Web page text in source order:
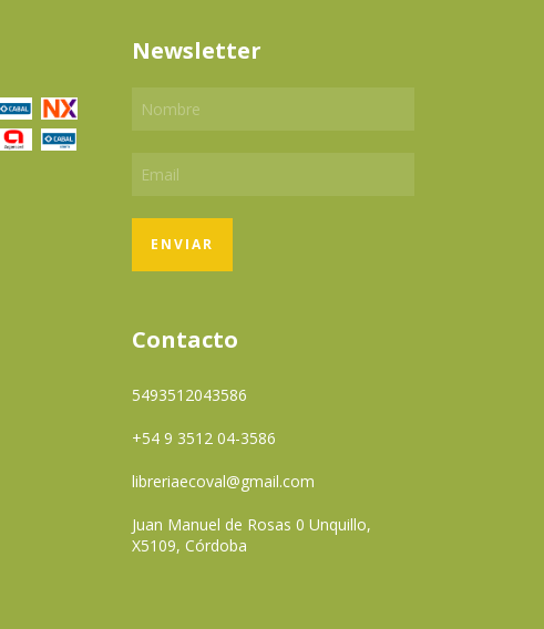
Newsletter
Contacto
5493512043586
+54 9 3512 04-3586
libreriaecoval@gmail.com
Juan Manuel de Rosas 0 Unquillo,
X5109, Córdoba